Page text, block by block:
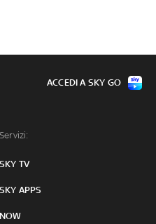
Servizi:
SKY TV
SKY APPS
NOW
ACCEDI A SKY GO